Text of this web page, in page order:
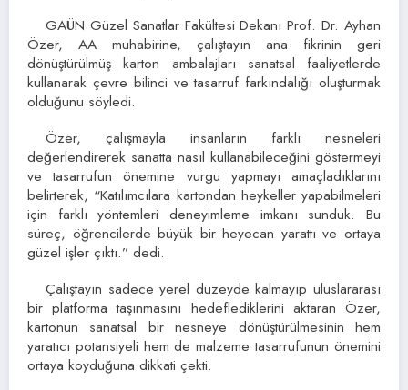
GAÜN Güzel Sanatlar Fakültesi Dekanı Prof. Dr. Ayhan
Özer, AA muhabirine, çalıştayın ana fikrinin geri
dönüştürülmüş karton ambalajları sanatsal faaliyetlerde
kullanarak çevre bilinci ve tasarruf farkındalığı oluşturmak
olduğunu söyledi.
Özer, çalışmayla insanların farklı nesneleri
değerlendirerek sanatta nasıl kullanabileceğini göstermeyi
ve tasarrufun önemine vurgu yapmayı amaçladıklarını
belirterek, “Katılımcılara kartondan heykeller yapabilmeleri
için farklı yöntemleri deneyimleme imkanı sunduk. Bu
süreç, öğrencilerde büyük bir heyecan yarattı ve ortaya
güzel işler çıktı.” dedi.
Çalıştayın sadece yerel düzeyde kalmayıp uluslararası
bir platforma taşınmasını hedeflediklerini aktaran Özer,
kartonun sanatsal bir nesneye dönüştürülmesinin hem
yaratıcı potansiyeli hem de malzeme tasarrufunun önemini
ortaya koyduğuna dikkati çekti.